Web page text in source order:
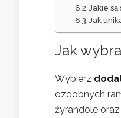
Jakie
Jak
Jak
Wybierz
ozdobnych
żyrandole